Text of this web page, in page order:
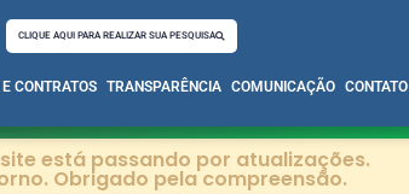
CLIQUE AQUI PARA REALIZAR SUA PESQUISA
E CONTRATOS TRANSPARÊNCIA COMUNICAÇÃO CONTATO
está passando por atualizações.
Obrigado pela compreensão.